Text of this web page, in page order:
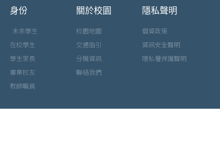
身份
未來學生
在校學生
學生家長
畢業校友
教師職員
關於校園
校園地圖
交通指引
分機資訊
聯絡我們
隱私聲明
個資政策
資訊安全聲明
隱私權保護聲明